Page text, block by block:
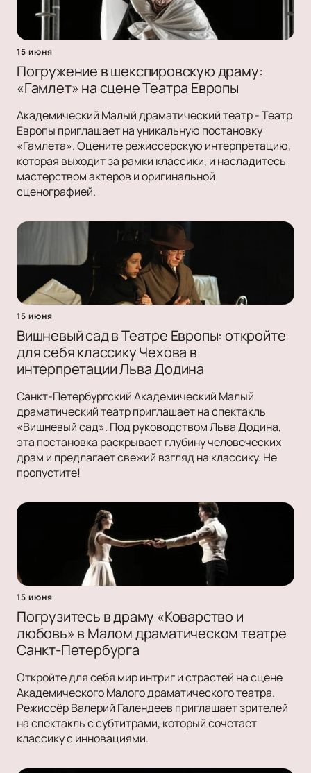
15 июня
Погружение в шекспировскую драму:
«Гамлет» на сцене Театра Европы
Академический Малый драматический театр - Театр
Европы приглашает на уникальную постановку
«Гамлета». Оцените режиссерскую интерпретацию,
которая выходит за рамки классики, и насладитесь
мастерством актеров и оригинальной
сценографией.
15 июня
Вишневый сад в Театре Европы: откройте
для себя классику Чехова в
интерпретации Льва Додина
Санкт-Петербургский Академический Малый
драматический театр приглашает на спектакль
«Вишневый сад». Под руководством Льва Додина,
эта постановка раскрывает глубину человеческих
драм и предлагает свежий взгляд на классику. Не
пропустите!
15 июня
Погрузитесь в драму «Коварство и
любовь» в Малом драматическом театре
Санкт-Петербурга
Откройте для себя мир интриг и страстей на сцене
Академического Малого драматического театра.
Режиссёр Валерий Галендеев приглашает зрителей
на спектакль с субтитрами, который сочетает
классику с инновациями.